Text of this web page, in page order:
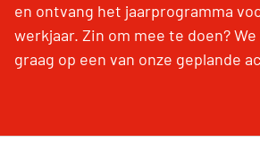
en ontvang het jaarprogramma
werkjaar. Zin om mee te doen?
graag op een van onze geplande